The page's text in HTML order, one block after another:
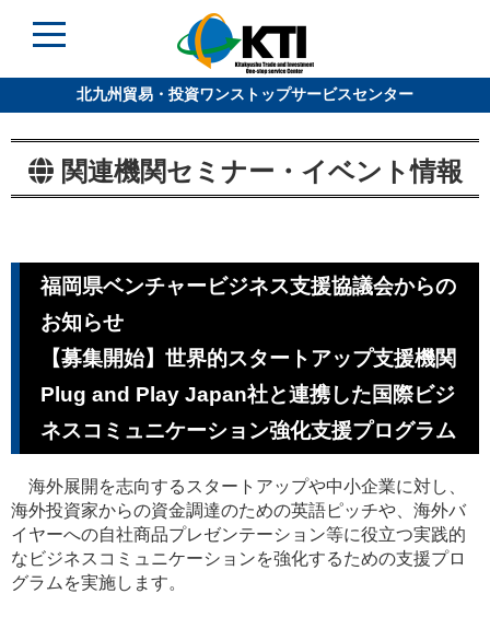
北九州貿易・投資ワンストップサービスセンター
関連機関セミナー・イベント情報
福岡県ベンチャービジネス支援協議会からの
お知らせ
【募集開始】世界的スタートアップ支援機関
Plug and Play Japan社と連携した国際ビジ
ネスコミュニケーション強化支援プログラム
海外展開を志向するスタートアップや中小企業に対し、
海外投資家からの資金調達のための英語ピッチや、海外バ
イヤーへの自社商品プレゼンテーション等に役立つ実践的
なビジネスコミュニケーションを強化するための支援プロ
グラムを実施します。